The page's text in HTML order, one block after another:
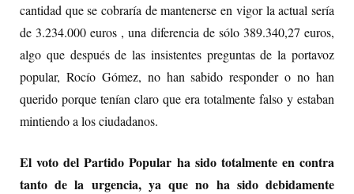
cantidad que se cobraría de mantenerse en vigor la actual sería
de 3.234.000 euros , una diferencia de sólo 389.340,27 euros,
algo que después de las insistentes preguntas de la portavoz
popular, Rocío Gómez, no han sabido responder o no han
querido porque tenían claro que era totalmente falso y estaban
mintiendo a los ciudadanos.
El voto del Partido Popular ha sido totalmente en contra
tanto de la urgencia, ya que no ha sido debidamente